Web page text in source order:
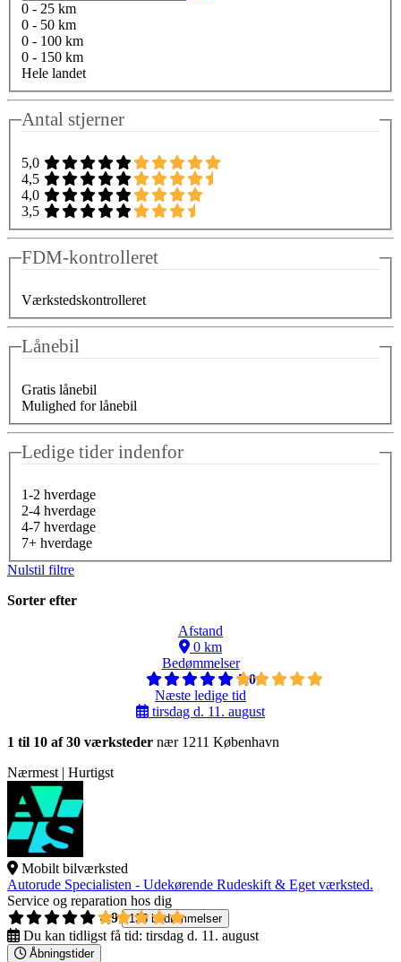
0 - 25 km
0 - 50 km
0 - 100 km
0 - 150 km
Hele landet
Antal stjerner
5,0
4,5
4,0
3,5
FDM-kontrolleret
Værkstedskontrolleret
Lånebil
Gratis lånebil
Mulighed for lånebil
Ledige tider indenfor
1-2 hverdage
2-4 hverdage
4-7 hverdage
7+ hverdage
Nulstil filtre
Sorter efter
Afstand
0 km
Bedømmelser
5,0
Næste ledige tid
tirsdag d. 11. august
1 til 10 af 30 værksteder nær 1211 København
Nærmest | Hurtigst
Mobilt bilværksted
Autorude Specialisten - Udekørende Rudeskift & Eget værksted.
Service og reparation hos dig
4,9
135 bedømmelser
Du kan tidligst få tid: tirsdag d. 11. august
Åbningstider